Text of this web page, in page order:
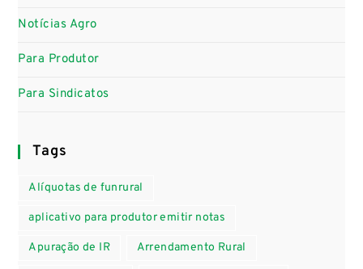
Notícias Agro
Para Produtor
Para Sindicatos
Tags
Alíquotas de funrural
aplicativo para produtor emitir notas
Apuração de IR Arrendamento Rural